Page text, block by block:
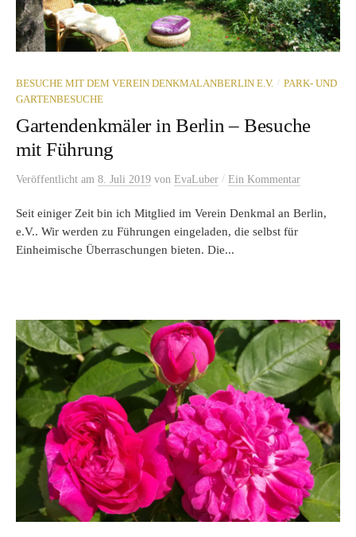
BESUCHE MIT DEM VEREIN DENKMALANBERLIN E.V. / PARK- UND
GARTENBESUCHE
Gartendenkmäler in Berlin – Besuche
mit Führung
Veröffentlicht am 8. Juli 2019 von EvaLuber / Ein Kommentar
Seit einiger Zeit bin ich Mitglied im Verein Denkmal an Berlin,
e.V.. Wir werden zu Führungen eingeladen, die selbst für
Einheimische Überraschungen bieten. Die...